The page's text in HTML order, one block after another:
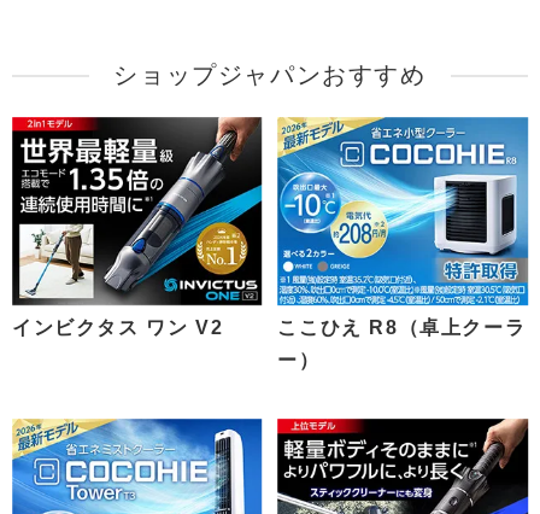
ショップジャパンおすすめ
インビクタス ワン V2
ここひえ R8（卓上クーラ
ー）